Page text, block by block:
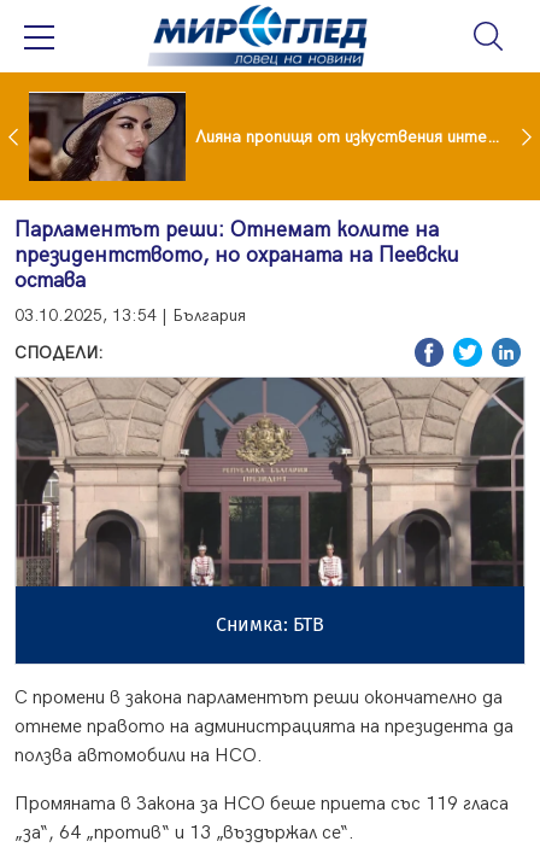
Популярен риалити герой заряза жена си заради друга Лияна пропищя от изкуствения интелект
Парламентът реши: Отнемат колите на
президентството, но охраната на Пеевски
остава
03.10.2025, 13:54 | България
СПОДЕЛИ:
Снимка: БТВ
С промени в закона парламентът реши окончателно да
отнеме правото на администрацията на президента да
ползва автомобили на НСО.
Промяната в Закона за НСО беше приета със 119 гласа
„за“, 64 „против“ и 13 „въздържал се“.